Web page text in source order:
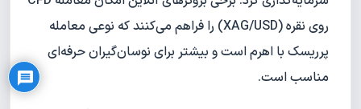
روی نقره (XAG/USD) را فراهم می‌کنند که نوعی معامله
پرریسک با اهرم است و بیشتر برای نوسان‌گیران حرفه‌ای
مناسب است.
Privacy Policy